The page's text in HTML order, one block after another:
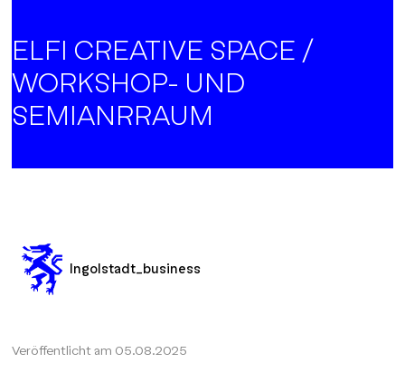
ELFI CREATIVE SPACE /
WORKSHOP- UND
SEMIANRRAUM
Ingolstadt_business
Veröffentlicht am 05.08.2025